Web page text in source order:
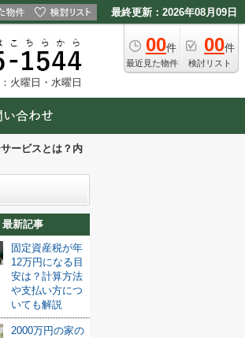
最終更新：2026年08月09日
00件
最近見た物件
00件
検討リスト
火曜日・水曜日
ービスとは？内
最新記事
固定資産税が年
12万円になる目
安は？計算方法
や支払い方につ
いても解説
2000万円の家の